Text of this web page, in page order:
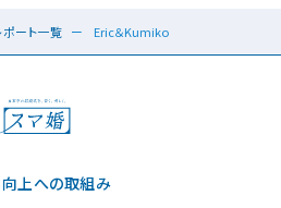
ポート一覧 Eric＆Kumiko
向上への取組み